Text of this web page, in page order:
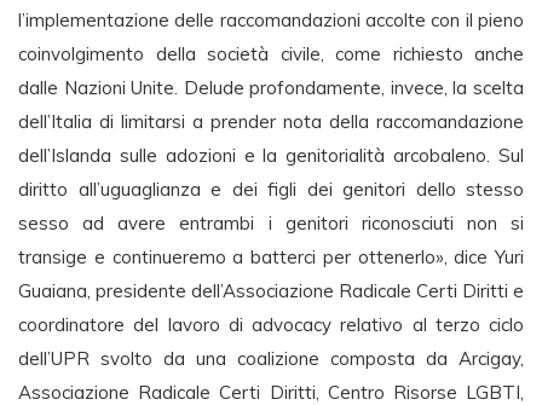
l’implementazione delle raccomandazioni accolte con il pieno
coinvolgimento della società civile, come richiesto anche
dalle Nazioni Unite. Delude profondamente, invece, la scelta
dell’Italia di limitarsi a prender nota della raccomandazione
dell’Islanda sulle adozioni e la genitorialità arcobaleno. Sul
diritto all’uguaglianza e dei figli dei genitori dello stesso
sesso ad avere entrambi i genitori riconosciuti non si
transige e continueremo a batterci per ottenerlo», dice Yuri
Guaiana, presidente dell’Associazione Radicale Certi Diritti e
coordinatore del lavoro di advocacy relativo al terzo ciclo
dell’UPR svolto da una coalizione composta da Arcigay,
Associazione Radicale Certi Diritti, Centro Risorse LGBTI,